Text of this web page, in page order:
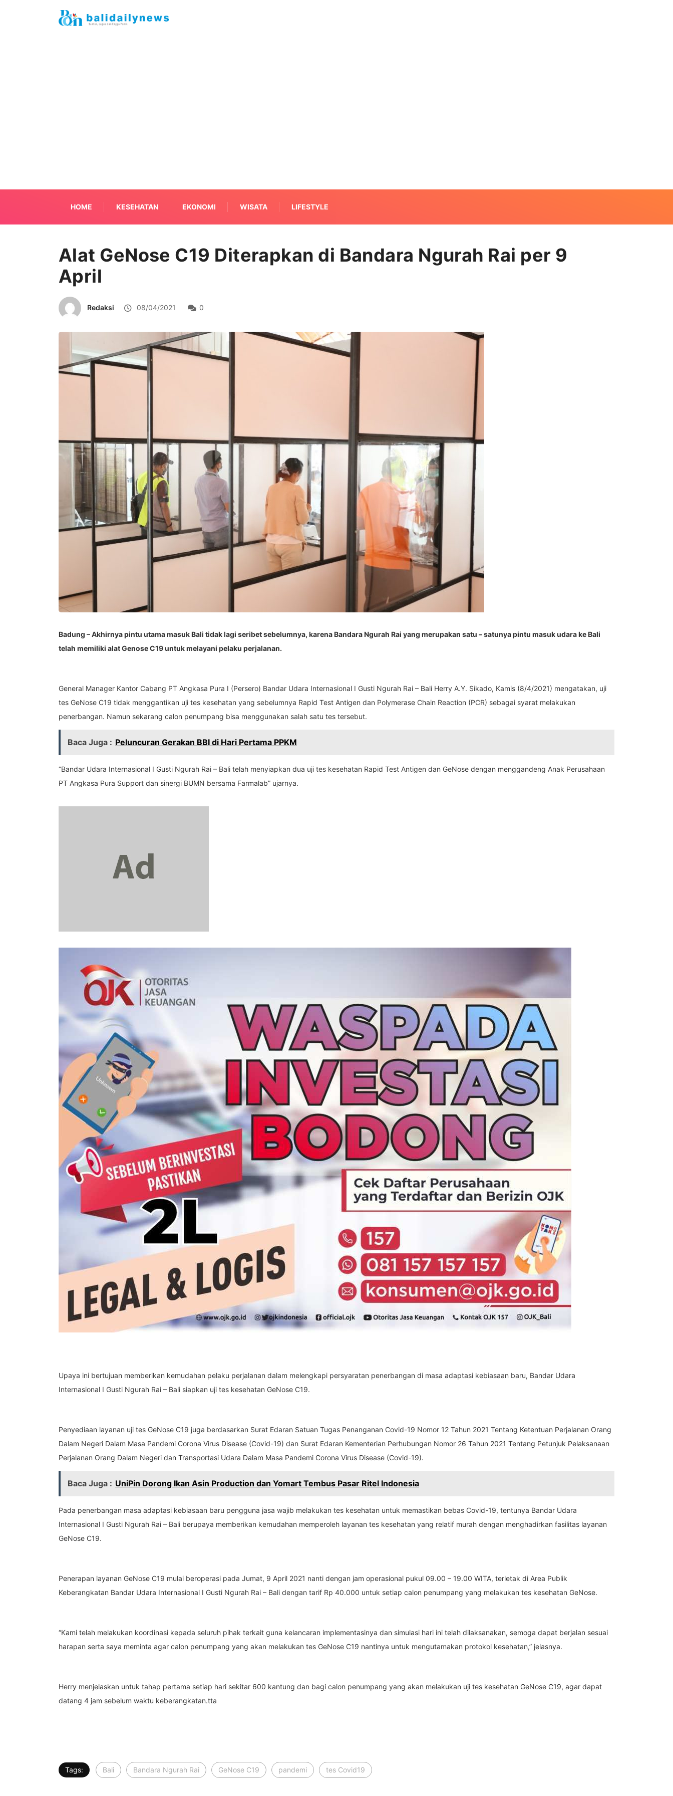
HOME KESEHATAN EKONOMI WISATA LIFESTYLE
Alat GeNose C19 Diterapkan di Bandara Ngurah Rai per 9
April
Redaksi 08/04/2021 0
Badung – Akhirnya pintu utama masuk Bali tidak lagi seribet sebelumnya, karena Bandara Ngurah Rai yang merupakan satu – satunya pintu masuk udara ke Bali
telah memiliki alat Genose C19 untuk melayani pelaku perjalanan.
General Manager Kantor Cabang PT Angkasa Pura I (Persero) Bandar Udara Internasional I Gusti Ngurah Rai – Bali Herry A.Y. Sikado, Kamis (8/4/2021) mengatakan, uji
tes GeNose C19 tidak menggantikan uji tes kesehatan yang sebelumnya Rapid Test Antigen dan Polymerase Chain Reaction (PCR) sebagai syarat melakukan
penerbangan. Namun sekarang calon penumpang bisa menggunakan salah satu tes tersebut.
Baca Juga : Peluncuran Gerakan BBI di Hari Pertama PPKM
“Bandar Udara Internasional I Gusti Ngurah Rai – Bali telah menyiapkan dua uji tes kesehatan Rapid Test Antigen dan GeNose dengan menggandeng Anak Perusahaan
PT Angkasa Pura Support dan sinergi BUMN bersama Farmalab” ujarnya.
Upaya ini bertujuan memberikan kemudahan pelaku perjalanan dalam melengkapi persyaratan penerbangan di masa adaptasi kebiasaan baru, Bandar Udara
Internasional I Gusti Ngurah Rai – Bali siapkan uji tes kesehatan GeNose C19.
Penyediaan layanan uji tes GeNose C19 juga berdasarkan Surat Edaran Satuan Tugas Penanganan Covid-19 Nomor 12 Tahun 2021 Tentang Ketentuan Perjalanan Orang
Dalam Negeri Dalam Masa Pandemi Corona Virus Disease (Covid-19) dan Surat Edaran Kementerian Perhubungan Nomor 26 Tahun 2021 Tentang Petunjuk Pelaksanaan
Perjalanan Orang Dalam Negeri dan Transportasi Udara Dalam Masa Pandemi Corona Virus Disease (Covid-19).
Baca Juga : UniPin Dorong Ikan Asin Production dan Yomart Tembus Pasar Ritel Indonesia
Pada penerbangan masa adaptasi kebiasaan baru pengguna jasa wajib melakukan tes kesehatan untuk memastikan bebas Covid-19, tentunya Bandar Udara
Internasional I Gusti Ngurah Rai – Bali berupaya memberikan kemudahan memperoleh layanan tes kesehatan yang relatif murah dengan menghadirkan fasilitas layanan
GeNose C19.
Penerapan layanan GeNose C19 mulai beroperasi pada Jumat, 9 April 2021 nanti dengan jam operasional pukul 09.00 – 19.00 WITA, terletak di Area Publik
Keberangkatan Bandar Udara Internasional I Gusti Ngurah Rai – Bali dengan tarif Rp 40.000 untuk setiap calon penumpang yang melakukan tes kesehatan GeNose.
“Kami telah melakukan koordinasi kepada seluruh pihak terkait guna kelancaran implementasinya dan simulasi hari ini telah dilaksanakan, semoga dapat berjalan sesuai
harapan serta saya meminta agar calon penumpang yang akan melakukan tes GeNose C19 nantinya untuk mengutamakan protokol kesehatan,” jelasnya.
Herry menjelaskan untuk tahap pertama setiap hari sekitar 600 kantung dan bagi calon penumpang yang akan melakukan uji tes kesehatan GeNose C19, agar dapat
datang 4 jam sebelum waktu keberangkatan.tta
Tags: Bali Bandara Ngurah Rai GeNose C19 pandemi tes Covid19